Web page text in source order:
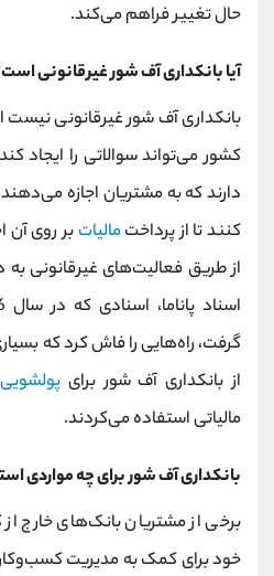
حال تغییر فراهم می‌کند.
آیا بانکداری آف‌ شور غیرقانونی
بانکداری آف‌ شور غیرقانونی
کشور می‌تواند سوالاتی را ایجاد
دارند که به مشتریان اجازه
کنند تا از پرداختمالیات بر روی آن
از طریق فعالیت‌های غیرقانونی
گرفت، راه‌هایی را فاش کرد که
از بانکداری آف‌ شور برای پولشویی
مالیاتی استفاده می‌کردند.
بانکداری آف‌ شور برای چه مواردی
برخی از مشتریان بانک‌های خارج
خود برای کمک به مدیریت